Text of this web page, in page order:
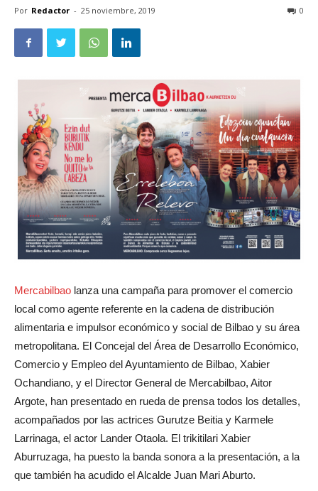
Por Redactor - 25 noviembre, 2019 0
Mercabilbao lanza una campaña para promover el comercio
local como agente referente en la cadena de distribución
alimentaria e impulsor económico y social de Bilbao y su área
metropolitana. El Concejal del Área de Desarrollo Económico,
Comercio y Empleo del Ayuntamiento de Bilbao, Xabier
Ochandiano, y el Director General de Mercabilbao, Aitor
Argote, han presentado en rueda de prensa todos los detalles,
acompañados por las actrices Gurutze Beitia y Karmele
Larrinaga, el actor Lander Otaola. El trikitilari Xabier
Aburruzaga, ha puesto la banda sonora a la presentación, a la
que también ha acudido el Alcalde Juan Mari Aburto.